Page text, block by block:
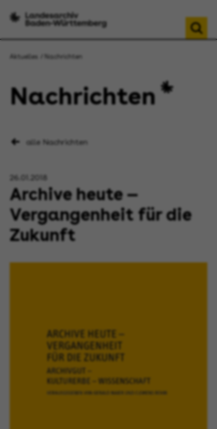
Aktuelles Nachrichten
Nachrichten
alle Nachrichten
26.01.2018
Archive heute —
Vergangenheit für die
Zukunft